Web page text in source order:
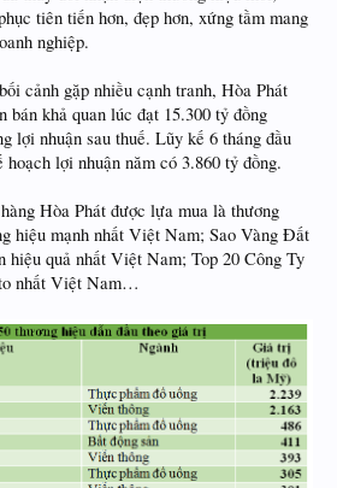
tiên tiến hơn, đẹp hơn, xứng tầm mang
nghiệp.
cảnh gặp nhiều cạnh tranh, Hòa Phát
bán khả quan lúc đạt 15.300 tỷ đồng
lợi nhuận sau thuế. Lũy kế 6 tháng đầu
lợi nhuận năm có 3.860 tỷ đồng.
Hòa Phát được lựa mua là thương
hiệu mạnh nhất Việt Nam; Sao Vàng Đất
hiệu quả nhất Việt Nam; Top 20 Công Ty
nhất Việt Nam…